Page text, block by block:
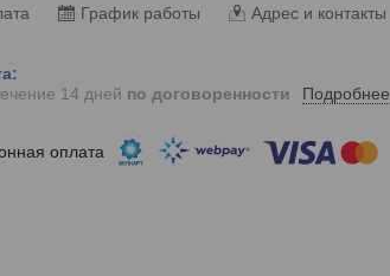
График работы Адрес и контакты
14 дней по договоренности Подробнее